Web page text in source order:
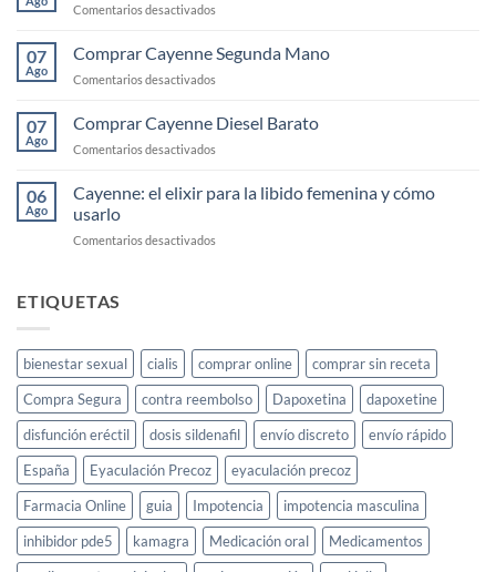
el
sexual
Comentarios desactivados
Precio
2025
07
Ago
Comprar Cayenne Segunda Mano
Comentarios desactivados
Cayenne
Segunda
Mano
07
Ago
Comprar Cayenne Diesel Barato
Comentarios desactivados
Cayenne
Diesel
06
Ago
Cayenne: el elixir para la libido femenina y cómo
usarlo
Comentarios desactivados
libido
femenina
y
cómo
usarlo
ETIQUETAS
bienestar sexual cialis comprar online
comprar sin receta
Compra Segura
contra reembolso Dapoxetina
dapoxetine
disfunción eréctil
dosis sildenafil envío discreto
envío rápido
España
Eyaculación Precoz
eyaculación precoz
Farmacia Online
guia Impotencia
impotencia masculina
inhibidor pde5
kamagra Medicación oral
Medicamentos